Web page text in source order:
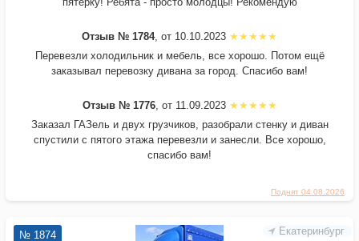
Поднят 04.08.2026
Отзыв № 1784, от 10.10.2023
Перевезли холодильник и мебель, все хорошо. Потом ещё
заказывал перевозку дивана за город. Спасибо вам!
Отзыв № 1776, от 11.09.2023
Заказал ГАЗель и двух грузчиков, разобрали стенку и диван
спустили с пятого этажа перевезли и занесли. Все хорошо,
спасибо вам!
Екатеринбург
№ 1874